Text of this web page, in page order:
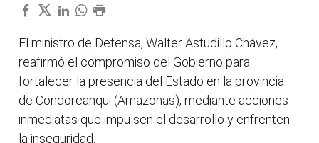
El ministro de Defensa, Walter Astudillo Chávez,
reafirmó el compromiso del Gobierno para
fortalecer la presencia del Estado en la provincia
de Condorcanqui (Amazonas), mediante acciones
inmediatas que impulsen el desarrollo y enfrenten
la inseguridad.